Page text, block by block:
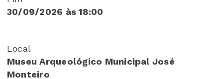
30/09/2026 às 18:00
Local
Museu Arqueológico Municipal José
Monteiro